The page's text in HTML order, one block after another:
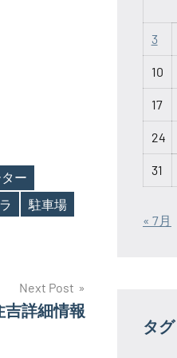
ー
駐車場
Next Post
吉詳細情報
3
10
17
24
31
« 7月
タグ